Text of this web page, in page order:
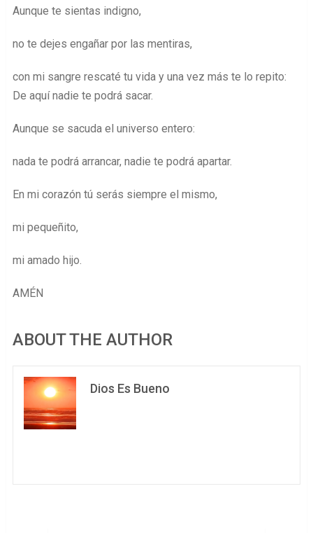
Aunque te sientas indigno,
no te dejes engañar por las mentiras,
con mi sangre rescaté tu vida y una vez más te lo repito:
De aquí nadie te podrá sacar.
Aunque se sacuda el universo entero:
nada te podrá arrancar, nadie te podrá apartar.
En mi corazón tú serás siempre el mismo,
mi pequeñito,
mi amado hijo.
AMÉN
ABOUT THE AUTHOR
Dios Es Bueno